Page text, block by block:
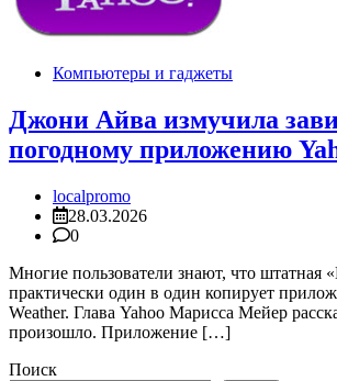
Компьютеры и гаджеты
Джони Айва измучила
погодному приложению
localpromo
28.03.2026
0
Многие пользователи знают, что штатная
практически один в один копирует
Weather. Глава Yahoo Марисса Мейер
произошло. Приложение […]
Поиск